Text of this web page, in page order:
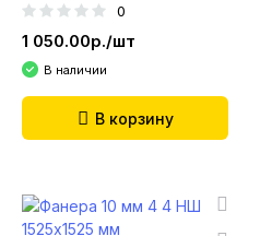
0
1 050.00р./шт
В наличии
В корзину